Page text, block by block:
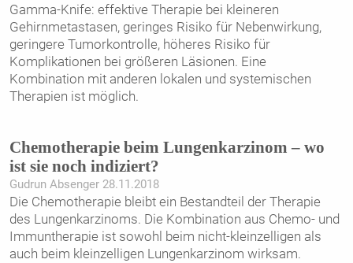
Gamma-Knife: effektive Therapie bei kleineren
Gehirnmetastasen, geringes Risiko für Nebenwirkung,
geringere Tumorkontrolle, höheres Risiko für
Komplikationen bei größeren Läsionen. Eine
Kombination mit anderen lokalen und systemischen
Therapien ist möglich.
Chemotherapie beim Lungenkarzinom – wo
ist sie noch indiziert?
Gudrun Absenger 28.11.2018
Die Chemotherapie bleibt ein Bestandteil der Therapie
des Lungenkarzinoms. Die Kombination aus Chemo- und
Immuntherapie ist sowohl beim nicht­-kleinzelligen als
auch beim kleinzelligen Lungenkarzinom wirksam.